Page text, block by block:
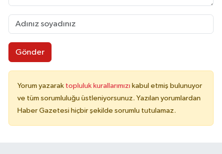
Gönder
Yorum yazarak topluluk kurallarımızı kabul etmiş bulunuyor
ve tüm sorumluluğu üstleniyorsunuz. Yazılan yorumlardan
Haber Gazetesi hiçbir şekilde sorumlu tutulamaz.